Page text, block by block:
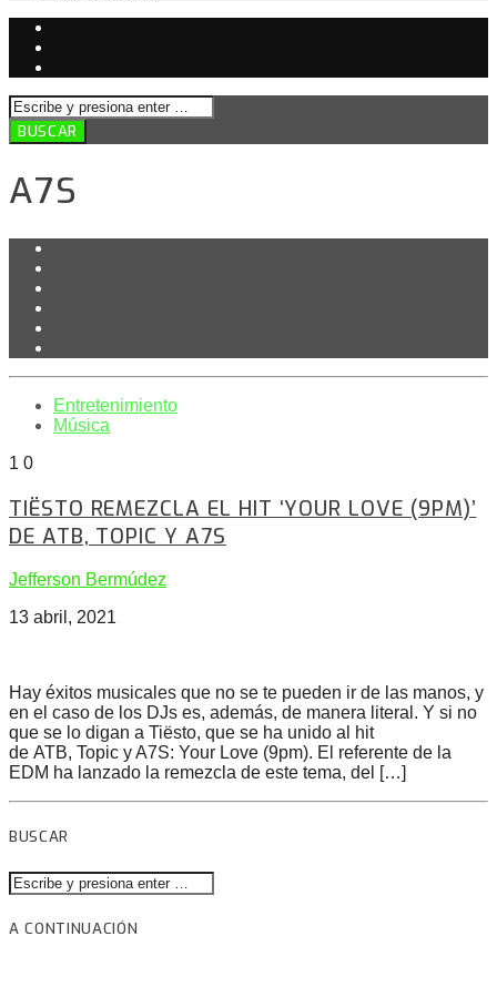
A7S
Entretenimiento
Música
1 0
TIËSTO REMEZCLA EL HIT ‘YOUR LOVE (9PM)’
DE ATB, TOPIC Y A7S
Jefferson Bermúdez
13 abril, 2021
Hay éxitos musicales que no se te pueden ir de las manos, y
en el caso de los DJs es, además, de manera literal. Y si no
que se lo digan a Tiësto, que se ha unido al hit
de ATB, Topic y A7S: Your Love (9pm). El referente de la
EDM ha lanzado la remezcla de este tema, del […]
BUSCAR
A CONTINUACIÓN